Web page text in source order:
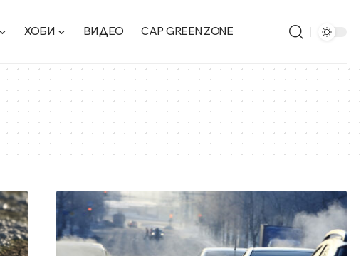
ХОБИ ВИДЕО CAP GREEN ZONE